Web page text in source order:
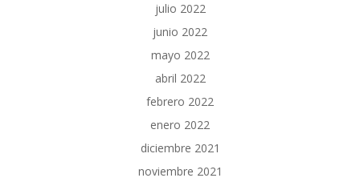
julio 2022
junio 2022
mayo 2022
abril 2022
febrero 2022
enero 2022
diciembre 2021
noviembre 2021